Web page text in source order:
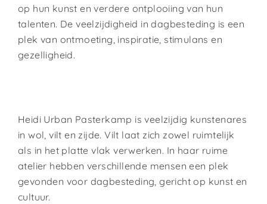
op hun kunst en verdere ontplooiing van hun
talenten. De veelzijdigheid in dagbesteding is een
plek van ontmoeting, inspiratie, stimulans en
gezelligheid.
Heidi Urban Pasterkamp is veelzijdig kunstenares
in wol, vilt en zijde. Vilt laat zich zowel ruimtelijk
als in het platte vlak verwerken. In haar ruime
atelier hebben verschillende mensen een plek
gevonden voor dagbesteding, gericht op kunst en
cultuur.